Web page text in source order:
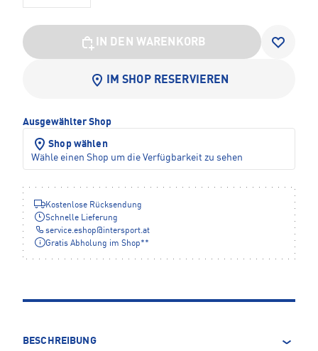
IN DEN WARENKORB
IM SHOP RESERVIEREN
Ausgewählter Shop
Shop wählen
Wähle einen Shop um die Verfügbarkeit zu sehen
Kostenlose Rücksendung
Schnelle Lieferung
service.eshop@intersport.at
Gratis Abholung im Shop**
BESCHREIBUNG